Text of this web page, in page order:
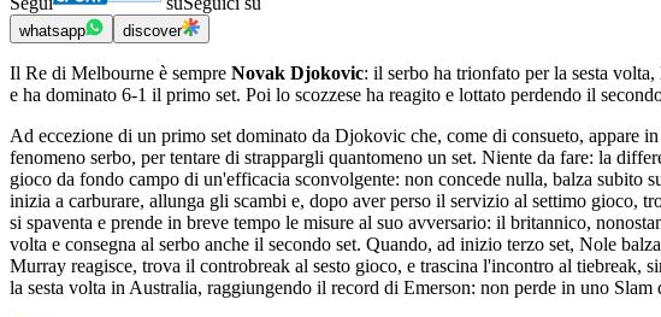
whatsapp discover
Il Re di Melbourne è sempre Novak Djokovic: il serbo ha trionfato per la sesta
e ha dominato 6-1 il primo set. Poi lo scozzese ha reagito e lottato perdendo il
Ad eccezione di un primo set dominato da Djokovic che, come di consueto, appare
fenomeno serbo, per tentare di strappargli quantomeno un set. Niente da fare: la
gioco da fondo campo di un'efficacia sconvolgente: non concede nulla, balza
inizia a carburare, allunga gli scambi e, dopo aver perso il servizio al settimo gioco,
si spaventa e prende in breve tempo le misure al suo avversario: il britannico,
volta e consegna al serbo anche il secondo set. Quando, ad inizio terzo set, Nole
Murray reagisce, trova il controbreak al sesto gioco, e trascina l'incontro al tiebreak,
la sesta volta in Australia, raggiungendo il record di Emerson: non perde in uno